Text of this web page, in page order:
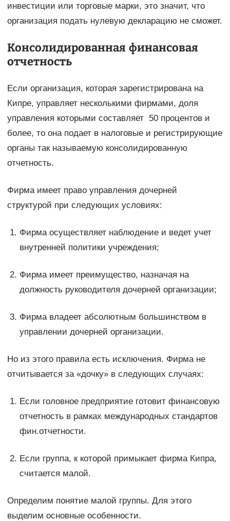
инвестиции или торговые марки, это значит, что
организация подать нулевую декларацию не сможет.
Консолидированная финансовая
отчетность
Если организация, которая зарегистрирована на
Кипре, управляет несколькими фирмами, доля
управления которыми составляет 50 процентов и
более, то она подает в налоговые и регистрирующие
органы так называемую консолидированную
отчетность.
Фирма имеет право управления дочерней
структурой при следующих условиях:
Фирма осуществляет наблюдение и ведет учет
внутренней политики учреждения;
Фирма имеет преимущество, назначая на
должность руководителя дочерней организации;
Фирма владеет абсолютным большинством в
управлении дочерней организации.
Но из этого правила есть исключения. Фирма не
отчитывается за «дочку» в следующих случаях:
Если головное предприятие готовит финансовую
отчетность в рамках международных стандартов
фин.отчетности.
Если группа, к которой примыкает фирма Кипра,
считается малой.
Определим понятие малой группы. Для этого
выделим основные особенности.